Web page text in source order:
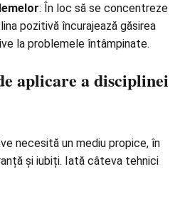
: În loc să se concentreze
pozitivă încurajează găsirea
la problemele întâmpinate.
aplicare a disciplinei
necesită un mediu propice, în
și iubiți. Iată câteva tehnici